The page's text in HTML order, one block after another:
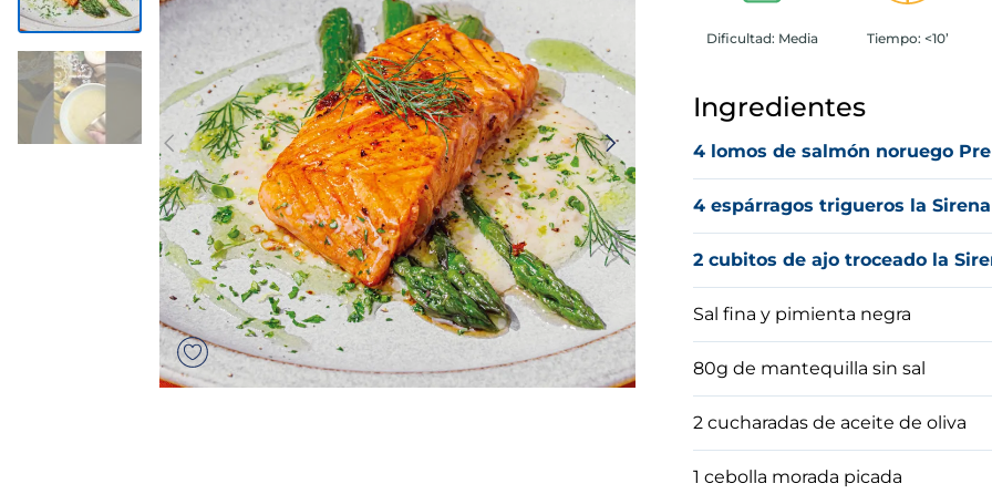
Dificultad: Media Tiempo:<10’
Ingredientes
4 lomos de salmón noruego
4 espárragos trigueros la
2 cubitos de ajo troceado la
Sal fina y pimienta negra
80g de mantequilla sin sal
2 cucharadas de aceite de oliva
1 cebolla morada picada
5. verduras
6. croquetas
canelones